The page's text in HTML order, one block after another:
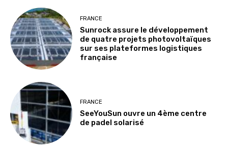
FRANCE
Sunrock assure le développement
de quatre projets photovoltaïques
sur ses plateformes logistiques
française
FRANCE
SeeYouSun ouvre un 4ème centre
de padel solarisé